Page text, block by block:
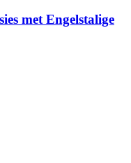
met Engelstalige